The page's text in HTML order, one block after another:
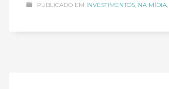
PUBLICADO EM INVESTIMENTOS NA MÍDIA